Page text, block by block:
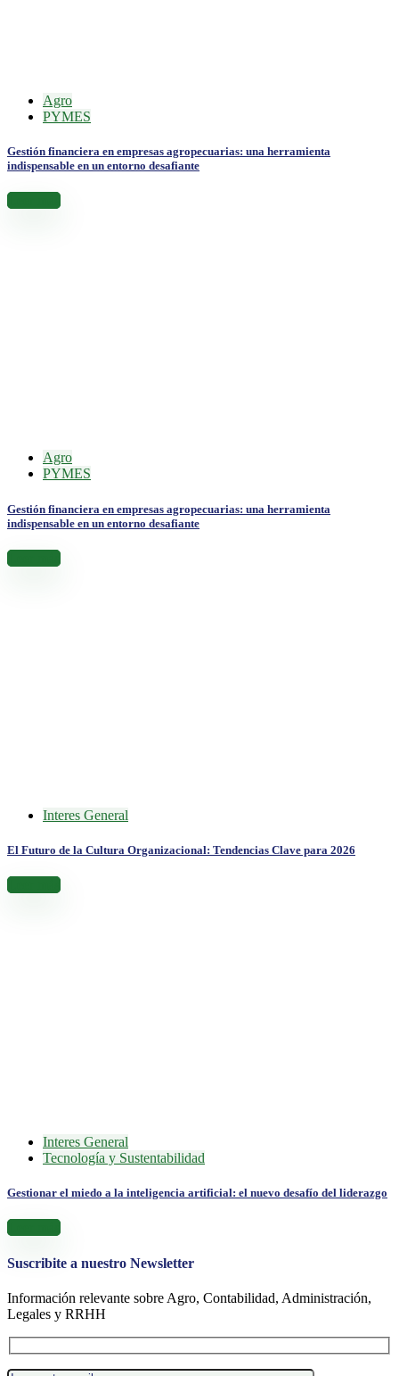
Agro
PYMES
Gestión financiera en empresas agropecuarias: una herramienta
indispensable en un entorno desafiante
Agro
PYMES
Gestión financiera en empresas agropecuarias: una herramienta
indispensable en un entorno desafiante
Interes General
El Futuro de la Cultura Organizacional: Tendencias Clave para 2026
Interes General
Tecnología y Sustentabilidad
Gestionar el miedo a la inteligencia artificial: el nuevo desafío del liderazgo
Suscribite a nuestro Newsletter
Información relevante sobre Agro, Contabilidad, Administración,
Legales y RRHH